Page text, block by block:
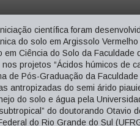
científica foram
do solo em Argissolo
Ciência do Solo da
projetos “Ácidos húmicos de
de Pós-Graduação da
antropizadas do semi árido
do solo e água pela
do doutorando Otavio
do Rio Grande do Sul